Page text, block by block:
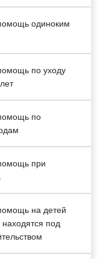
одиноким
по уходу
по
при
на детей
под